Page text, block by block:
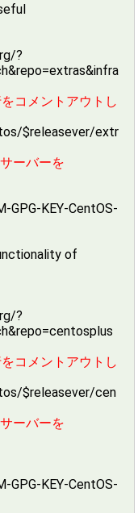
?
コメントアウトし
$releasever/extr
ーバーを
KEY-CentOS-
of
?
コメントアウトし
$releasever/cen
ーバーを
KEY-CentOS-